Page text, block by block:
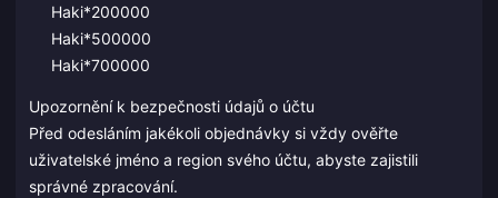
Haki*200000
Haki*500000
Haki*700000
Upozornění k bezpečnosti údajů o účtu
Před odesláním jakékoli objednávky si vždy ověřte
uživatelské jméno a region svého účtu, abyste zajistili
správné zpracování.